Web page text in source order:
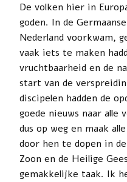
De volken hier in
goden. In de
Nederland voorkwam,
vaak iets te maken
vruchtbaarheid en de
start van de
discipelen hadden de
goede nieuws naar alle
dus op weg en maak
door hen te dopen in
Zoon en de Heilige
gemakkelijke taak. Ik